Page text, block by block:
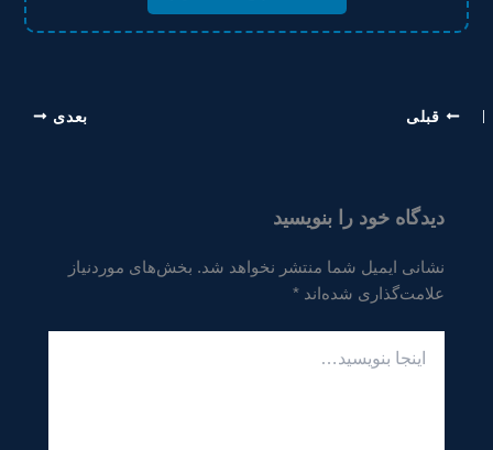
قبلی بعدی
دیدگاه‌ خود را بنویسید
نشانی ایمیل شما منتشر نخواهد شد. بخش‌های موردنیاز
علامت‌گذاری شده‌اند*
بنویسید…